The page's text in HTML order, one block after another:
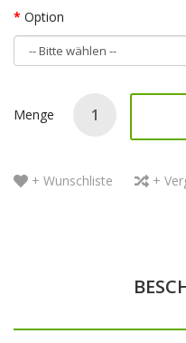
Option
Menge
+ Wunschliste +